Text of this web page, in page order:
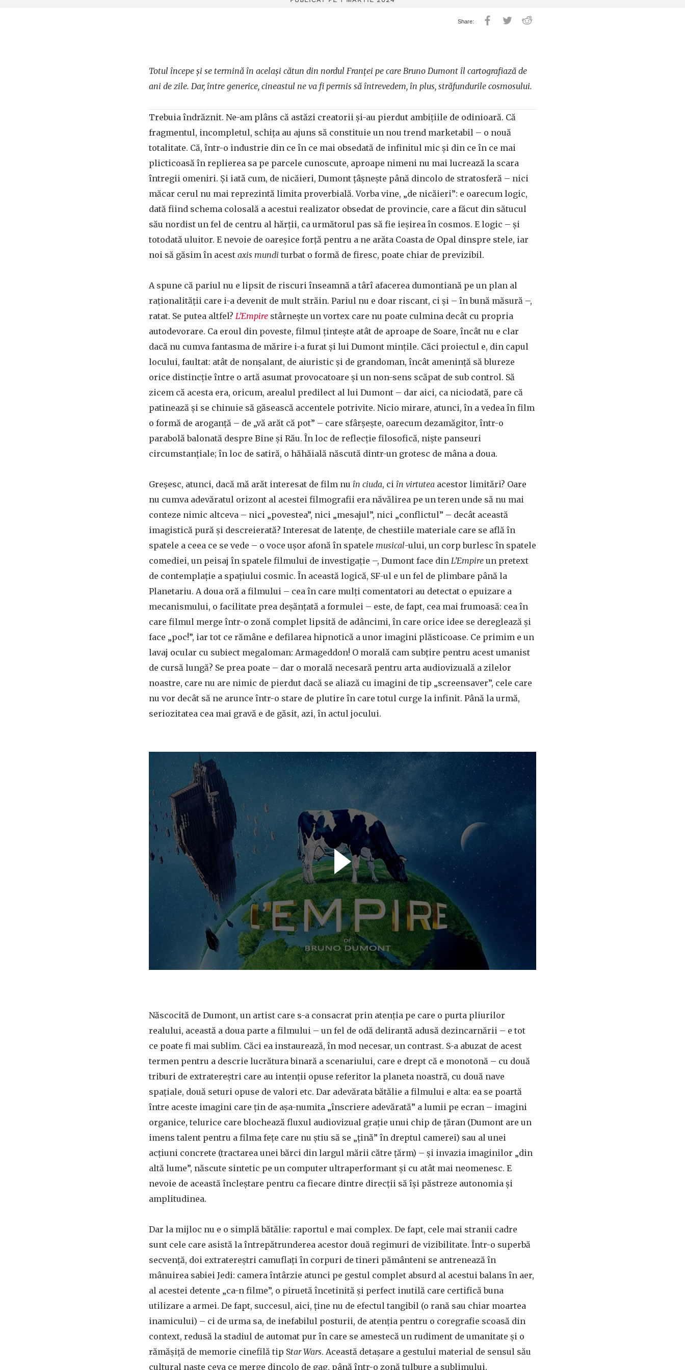
Totul începe și se termină în același cătun din nordul Franței pe care Bruno Dumont îl cartografiază de
ani de zile. Dar, între generice, cineastul ne va fi permis să întrevedem, în plus, străfundurile cosmosului.
Trebuia îndrăznit. Ne-am plâns că astăzi creatorii și-au pierdut ambițiile de odinioară. Că
fragmentul, incompletul, schița au ajuns să constituie un nou trend marketabil – o nouă
totalitate. Că, într-o industrie din ce în ce mai obsedată de infinitul mic și din ce în ce mai
plicticoasă în replierea sa pe parcele cunoscute, aproape nimeni nu mai lucrează la scara
întregii omeniri. Și iată cum, de nicăieri, Dumont țâșnește până dincolo de stratosferă – nici
măcar cerul nu mai reprezintă limita proverbială. Vorba vine, „de nicăieri”: e oarecum logic,
dată fiind schema colosală a acestui realizator obsedat de provincie, care a făcut din sătucul
său nordist un fel de centru al hărții, ca următorul pas să fie ieșirea în cosmos. E logic – și
totodată uluitor. E nevoie de oareșice forță pentru a ne arăta Coasta de Opal dinspre stele, iar
noi să găsim în acest axis mundi turbat o formă de firesc, poate chiar de previzibil.
A spune că pariul nu e lipsit de riscuri înseamnă a târî afacerea dumontiană pe un plan al
raționalității care i-a devenit de mult străin. Pariul nu e doar riscant, ci și – în bună măsură –,
ratat. Se putea altfel? L’Empire stârnește un vortex care nu poate culmina decât cu propria
autodevorare. Ca eroul din poveste, filmul țintește atât de aproape de Soare, încât nu e clar
dacă nu cumva fantasma de mărire i-a furat și lui Dumont mințile. Căci proiectul e, din capul
locului, faultat: atât de nonșalant, de aiuristic și de grandoman, încât amenință să blureze
orice distincție între o artă asumat provocatoare și un non-sens scăpat de sub control. Să
zicem că acesta era, oricum, arealul predilect al lui Dumont – dar aici, ca niciodată, pare că
patinează și se chinuie să găsească accentele potrivite. Nicio mirare, atunci, în a vedea în film
o formă de aroganță – de „vă arăt că pot” – care sfârșește, oarecum dezamăgitor, într-o
parabolă balonată despre Bine și Rău. În loc de reflecție filosofică, niște panseuri
circumstanțiale; în loc de satiră, o hăhăială născută dintr-un grotesc de mâna a doua.
Greșesc, atunci, dacă mă arăt interesat de film nu în ciuda, ci în virtutea acestor limitări? Oare
nu cumva adevăratul orizont al acestei filmografii era năvălirea pe un teren unde să nu mai
conteze nimic altceva – nici „povestea”, nici „mesajul”, nici „conflictul” – decât această
imagistică pură și descreierată? Interesat de latențe, de chestiile materiale care se află în
spatele a ceea ce se vede – o voce ușor afonă în spatele musical-ului, un corp burlesc în spatele
comediei, un peisaj în spatele filmului de investigație –, Dumont face din L’Empire un pretext
de contemplație a spațiului cosmic. În această logică, SF-ul e un fel de plimbare până la
Planetariu. A doua oră a filmului – cea în care mulți comentatori au detectat o epuizare a
mecanismului, o facilitate prea deșănțată a formulei – este, de fapt, cea mai frumoasă: cea în
care filmul merge într-o zonă complet lipsită de adâncimi, în care orice idee se dereglează și
face „poc!”, iar tot ce rămâne e defilarea hipnotică a unor imagini plăsticoase. Ce primim e un
lavaj ocular cu subiect megaloman: Armageddon! O morală cam subțire pentru acest umanist
de cursă lungă? Se prea poate – dar o morală necesară pentru arta audiovizuală a zilelor
noastre, care nu are nimic de pierdut dacă se aliază cu imagini de tip „screensaver”, cele care
nu vor decât să ne arunce într-o stare de plutire în care totul curge la infinit. Până la urmă,
seriozitatea cea mai gravă e de găsit, azi, în actul jocului.
Născocită de Dumont, un artist care s-a consacrat prin atenția pe care o purta pliurilor
realului, această a doua parte a filmului – un fel de odă delirantă adusă dezincarnării – e tot
ce poate fi mai sublim. Căci ea instaurează, în mod necesar, un contrast. S-a abuzat de acest
termen pentru a descrie lucrătura binară a scenariului, care e drept că e monotonă – cu două
triburi de extratereștri care au intenții opuse referitor la planeta noastră, cu două nave
spațiale, două seturi opuse de valori etc. Dar adevărata bătălie a filmului e alta: ea se poartă
între aceste imagini care țin de așa-numita „înscriere adevărată” a lumii pe ecran – imagini
organice, telurice care blochează fluxul audiovizual grație unui chip de țăran (Dumont are un
imens talent pentru a filma fețe care nu știu să se „țină” în dreptul camerei) sau al unei
acțiuni concrete (tractarea unei bărci din largul mării către țărm) – și invazia imaginilor „din
altă lume”, născute sintetic pe un computer ultraperformant și cu atât mai neomenesc. E
nevoie de această încleștare pentru ca fiecare dintre direcții să își păstreze autonomia și
amplitudinea.
Dar la mijloc nu e o simplă bătălie: raportul e mai complex. De fapt, cele mai stranii cadre
sunt cele care asistă la întrepătrunderea acestor două regimuri de vizibilitate. Într-o superbă
secvență, doi extratereștri camuflați în corpuri de tineri pământeni se antrenează în
mânuirea sabiei Jedi: camera întârzie atunci pe gestul complet absurd al acestui balans în aer,
al acestei detente „ca-n filme”, o piruetă încetinită și perfect inutilă care certifică buna
utilizare a armei. De fapt, succesul, aici, ține nu de efectul tangibil (o rană sau chiar moartea
inamicului) – ci de urma sa, de inefabilul posturii, de atenția pentru o coregrafie scoasă din
context, redusă la stadiul de automat pur în care se amestecă un rudiment de umanitate și o
rămășiță de memorie cinefilă tip Star Wars. Această detașare a gestului material de sensul său
cultural naște ceva ce merge dincolo de gag, până într-o zonă tulbure a sublimului.